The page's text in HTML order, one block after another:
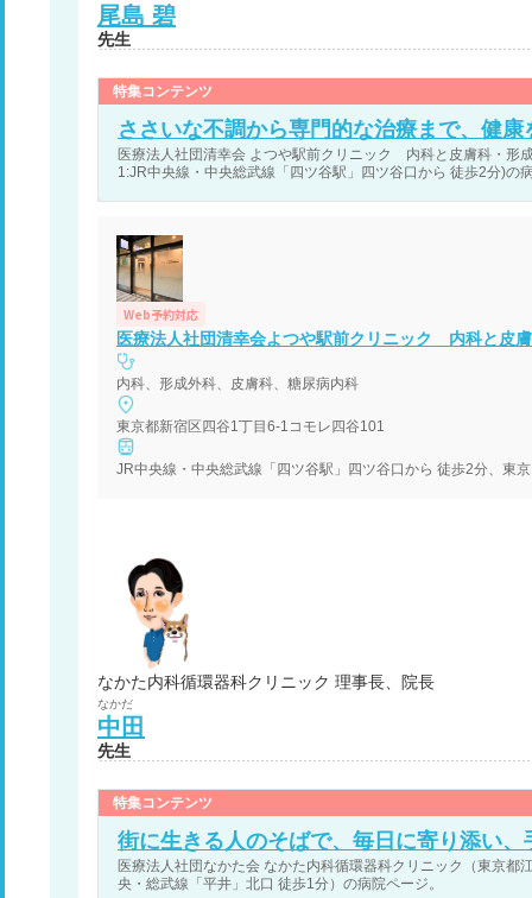
尾島 碧
先生
特集コンテンツ
ささいな不調から専門的な治療まで、健
医療法人社団清幸会 よつや駅前クリニック 内科と皮膚科・形
1:JR中央線・中央総武線「四ツ谷駅」四ツ谷口から 徒歩2分)の
Web予約対応
医療法人社団清幸会よつや駅前クリニック 内科と皮
内科、形成外科、皮膚科、糖尿病内科
東京都新宿区四谷1丁目6-1コモレ四谷101
JR中央線・中央総武線「四ツ谷駅」四ツ谷口から 徒歩2分、東
なかた内科循環器科クリニック 理事長、院長
なかだ
中田
先生
特集コンテンツ
街に生きる人のそばで、毎日に寄り添い、
医療法人社団なかた会 なかた内科循環器科クリニック（東京都
央・総武線「平井」北口 徒歩1分）の病院ページ。